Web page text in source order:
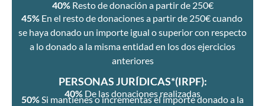
40%Resto de donación a partir de 250€
45%En el resto de donaciones a partir de 250€ cuando
se haya donado un importe igual o superior con respecto
a lo donado a la misma entidad en los dos ejercicios
anteriores
PERSONAS JURÍDICAS*(IRPF):
40% De las donaciones realizadas
50%Si mantienes o incrementas el importe donado a la